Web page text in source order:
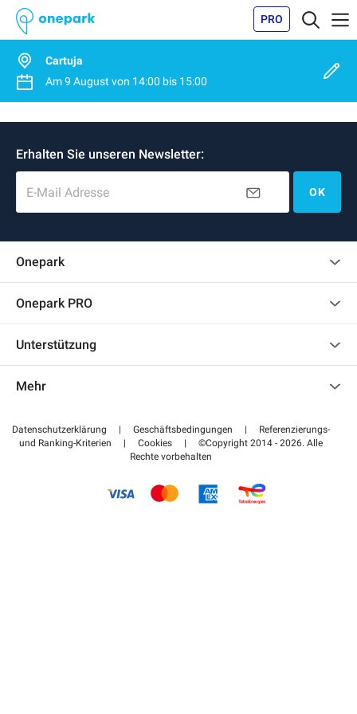
PRO
Cartuja
Am9 August von 14:00 bis 15:00
Erhalten Sie unseren Newsletter:
E-Mail Adresse OK
Onepark
Onepark PRO
Werden Sie unser Partner
Auf meinen Partnerbereich zugreifen
Unterstützung
Bezahlen Sie Ihren Parkplatz FLOW
Mehr
Datenschutzerklärung | Geschäftsbedingungen |
Referenzierungs-
und Ranking-Kriterien
| Cookies |
©Copyright 2014 - 2026. Alle
Rechte vorbehalten